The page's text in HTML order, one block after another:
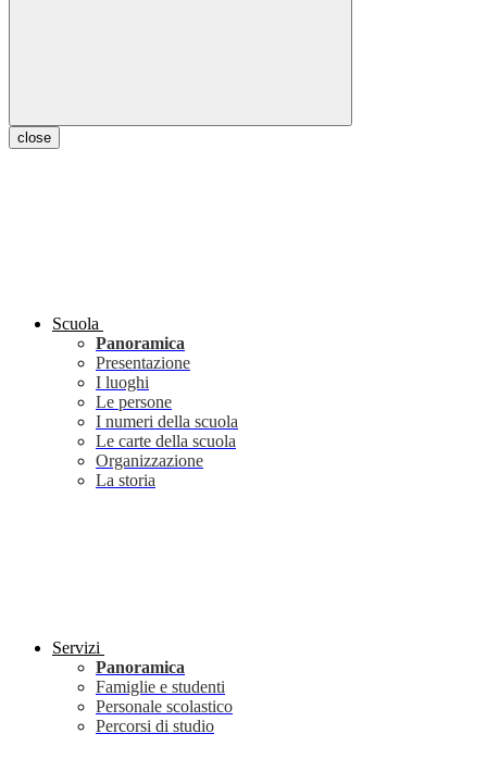
close
Scuola
Panoramica
Presentazione
I luoghi
Le persone
I numeri della scuola
Le carte della scuola
Organizzazione
La storia
Servizi
Panoramica
Famiglie e studenti
Personale scolastico
Percorsi di studio